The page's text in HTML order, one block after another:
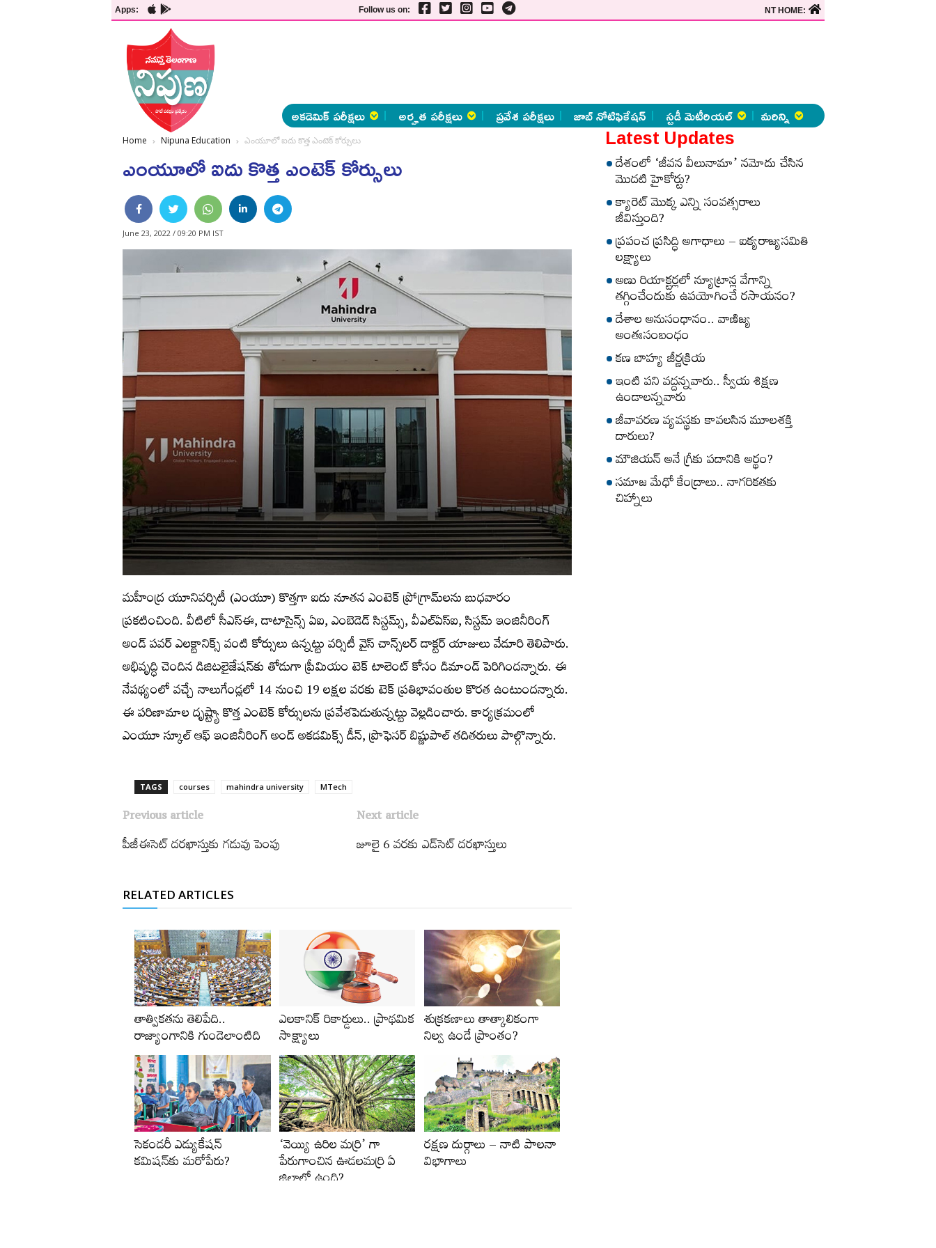
Apps: Follow us on: NT HOME:
అకడెమిక్ పరీక్షలు అర్హత పరీక్షలు ప్రవేశ పరీక్షలు జాబ్ నోటిఫికేషన్ స్టడీ మెటీరియల్ మరిన్ని
Home Nipuna Education ఎంయూలో ఐదు కొత్త ఎంటెక్‌ కోర్సులు
ఎంయూలో ఐదు కొత్త ఎంటెక్‌ కోర్సులు
June 23, 2022 / 09:20 PM IST
మహీంద్ర యూనివర్సిటీ (ఎంయూ) కొత్తగా ఐదు నూతన ఎంటెక్‌ ప్రోగ్రామ్‌లను బుధవారం
ప్రకటించింది. వీటిలో సీఎస్ఈ, డాటాసైన్స్​‍ ఏఐ, ఎంబెడెడ్‌ సిస్టమ్స్​‍, వీఎల్‌ఏస్ఐ, సిస్టమ్‌ ఇంజినీరింగ్‌
అండ్‌ పవర్‌ ఎలక్టానిక్స్​​‍ వంటి కోర్సులు ఉన్నట్టు వర్సిటీ వైస్ చాన్స్​‍లర్‌ డాక్టర్‌ యాజులు వేడూరి తెలిపారు.
అభివృద్ధి చెందిన డిజిటలైజేషన్‌కు తోడుగా ప్రీమియం టెక్‌ టాలెంట్‌ కోసం డిమాండ్‌ పెరిగిందన్నారు. ఈ
నేపథ్యంలో వచ్చే నాలుగేండ్లలో 14 నుంచి 19 లక్షల వరకు టెక్‌ ప్రతిభావంతుల కొరత ఉంటుందన్నారు.
ఈ పరిణామాల దృష్ట్యా కొత్త ఎంటెక్‌ కోర్సులను ప్రవేశపెడుతున్నట్టు వెల్లడించారు. కార్యక్రమంలో
ఎంయూ స్కూల్‌ ఆఫ్‌ ఇంజినీరింగ్‌ అండ్‌ అకడమిక్స్​​‍ డీన్‌, ప్రొఫెసర్‌ బిష్ణుపాల్‌ తదితరులు పాల్గొన్నారు.
TAGS courses mahindra university MTech
Previous article
పీజీఈసెట్‌ దరఖాస్తుకు గడువు పెంపు
Next article
జూలై 6 వరకు ఎడ్‌సెట్‌ దరఖాస్తులు
RELATED ARTICLES
తాత్వికతను తెలిపేది..
రాజ్యాంగానికి గుండెలాంటిది
ఎలకానిక్‌ రికార్డులు.. ప్రాథమిక
సాక్ష్యాలు
శుక్రకణాలు తాత్కాలికంగా
నిల్వ ఉండే ప్రాంతం?
సెకండరీ ఎడ్యుకేషన్‌
కమిషన్‌కు మరోపేరు?
‘వెయ్యి ఉరిల మర్రి’ గా
పేరుగాంచిన ఊడలమర్రి ఏ
జిల్లాలో ఉంది?
రక్షణ దుర్గాలు – నాటి పాలనా
విభాగాలు
Latest Updates
దేశంలో ‘జీవన వీలునామా’ నమోదు చేసిన
మొదటి హైకోర్టు?
క్యారెట్‌ మొక్క ఎన్ని సంవత్సరాలు
జీవిస్తుంది?
ప్రపంచ ప్రసిద్ధి అగాధాలు – ఐక్యరాజ్యసమితి
లక్ష్యాలు
అణు రియాక్టర్లలో న్యూట్రాన్ల వేగాన్ని
తగ్గించేందుకు ఉపయోగించే రసాయనం?
దేశాల అనుసంధానం.. వాణిజ్య
అంతఃసంబంధం
కణ బాహ్య జీర్ణక్రియ
ఇంటి పని వద్దన్నవారు.. స్వీయ శిక్షణ
ఉండాలన్నవారు
జీవావరణ వ్యవస్థకు కావలసిన మూలశక్తి
దారులు?
మౌజియన్‌ అనే గ్రీకు పదానికి అర్థం?
సమాజ మేధో కేంద్రాలు.. నాగరికతకు
చిహ్నాలు